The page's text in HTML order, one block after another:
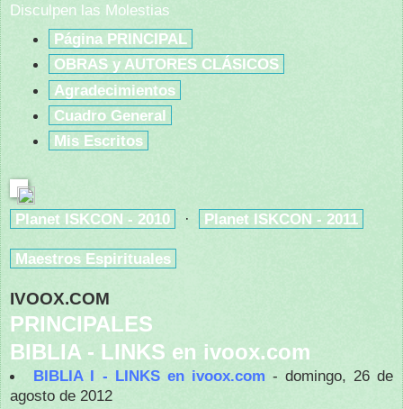
Disculpen las Molestias
Página PRINCIPAL
OBRAS y AUTORES CLÁSICOS
Agradecimientos
Cuadro General
Mis Escritos
Planet ISKCON - 2010 · Planet ISKCON - 2011
Maestros Espirituales
IVOOX.COM
PRINCIPALES
BIBLIA - LINKS en ivoox.com
BIBLIA I - LINKS en ivoox.com - domingo, 26 de
agosto de 2012